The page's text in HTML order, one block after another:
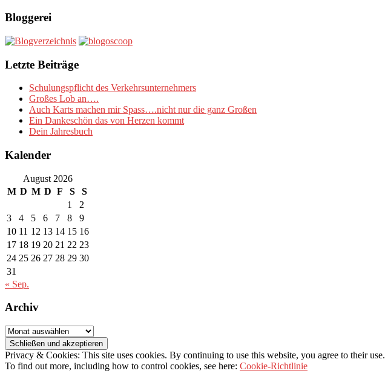
Bloggerei
Letzte Beiträge
Schulungspflicht des Verkehrsunternehmers
Großes Lob an….
Auch Karts machen mir Spass….nicht nur die ganz Großen
Ein Dankeschön das von Herzen kommt
Dein Jahresbuch
Kalender
August 2026
M D M D F S
S
1
2
3
4 5 6 7 8
9
10 11 12 13 14 15 16
17 18 19 20 21 22 23
24 25 26 27 28 29 30
31
« Sep.
Archiv
Archiv
Privacy & Cookies: This site uses cookies. By continuing to use this website, you agree to their use.
To find out more, including how to control cookies, see here: Cookie-Richtlinie